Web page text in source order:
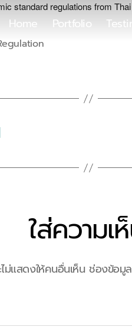
Home Portfolio
standard regulations from
ใส่ความเ
แสดงให้คนอื่นเห็น ช่องข้อมู